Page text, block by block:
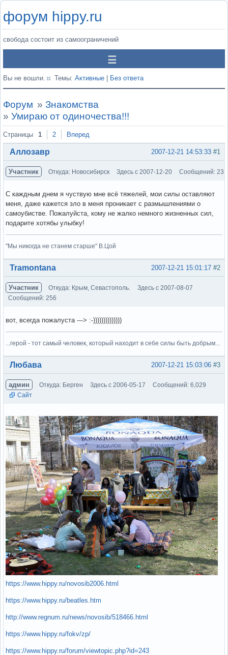
форум hippy.ru
свобода состоит из самоограничений
Вы не вошли. Темы: Активные Без ответа
Форум » Знакомства
» Умираю от одиночества!!!
Страницы 1 2 Вперед
#1
2007-12-21 14:53:33
Аллозавр
Участник Откуда: Новосибирск Здесь с 2007-12-20 Сообщений: 23
С каждным днем я чуствую мне всё тяжелей, мои силы оставляют
меня, даже кажется зло в меня проникает с размышлениями о
самоубистве. Пожалуйста, кому не жалко немного жизненных сил,
подарите хотябы улыбку!
"Мы никогда не станем старше" В.Цой
Вне форума #2
2007-12-21 15:01:17
Tramontana
Участник Откуда: Крым, Севастополь.
Здесь с 2007-08-07
Сообщений: 256
вот, всегда пожалуста ---> :-))))))))))))))
...герой - тот самый человек, который находит в себе силы быть добрым...
Вне форума #3
2007-12-21 15:03:06
Любава
админ Откуда: Берген Здесь с 2006-05-17
Сообщений: 6,029
Сайт
https://www.hippy.ru/novosib2006.html
https://www.hippy.ru/beatles.htm
http://www.regnum.ru/news/novosib/518466.html
https://www.hippy.ru/fokv/zp/
https://www.hippy.ru/forum/viewtopic.php?id=243